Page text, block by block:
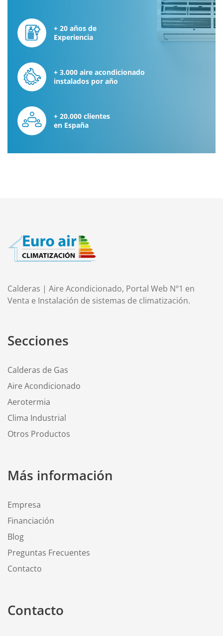
+ 20 años de
Experiencia
+ 3.000 aire acondicionado
instalados por año
+ 20.000 clientes
en España
Calderas | Aire Acondicionado, Portal Web Nº1 en
Venta e Instalación de sistemas de climatización.
Secciones
Calderas de Gas
Aire Acondicionado
Aerotermia
Clima Industrial
Otros Productos
Más información
Empresa
Financiación
Blog
Preguntas Frecuentes
Contacto
Contacto